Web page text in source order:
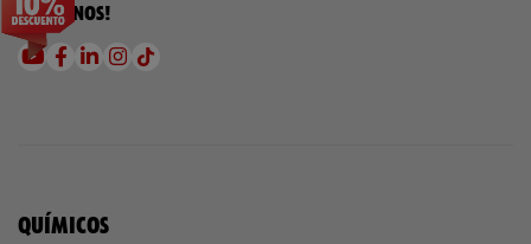
¡SÍGUENOS!
QUÍMICOS